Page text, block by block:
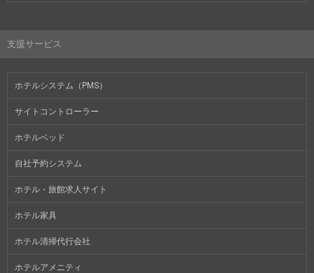
支援サービス
ホテルシステム（PMS）
サイトコントローラー
ホテルベッド
自社予約システム
ホテル・旅館求人サイト
ホテル家具
ホテル清掃代行会社
ホテルアメニティ